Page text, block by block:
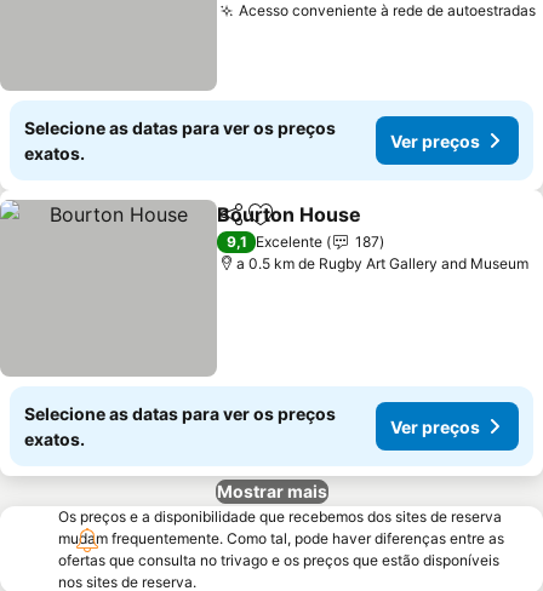
Acesso conveniente à rede de autoestradas
Selecione as datas para ver os preços
exatos.
Ver preços
PartilharAdicionar aos favoritos
Bourton House
9,1 Excelente
187
a 0.5 km de Rugby Art Gallery and Museum
Selecione as datas para ver os preços
exatos.
Ver preços
Mostrar mais
Os preços e a disponibilidade que recebemos dos sites de reserva
mudam frequentemente. Como tal, pode haver diferenças entre as
ofertas que consulta no trivago e os preços que estão disponíveis
nos sites de reserva.